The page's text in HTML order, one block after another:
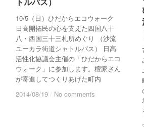
10/5（日）ひだからエコウォーク
日高開拓民の心を支えた四国八十
八・西国三十三札所めぐり （沙流
ユーカラ街道シャトルバス） 日高
活性化協議会主催の「ひだからエコ
ウォーク」に参加します。檀家さん
が寄進してつくりあげた町内
2014/08/19 / No comments
2014/08/19 / No comments